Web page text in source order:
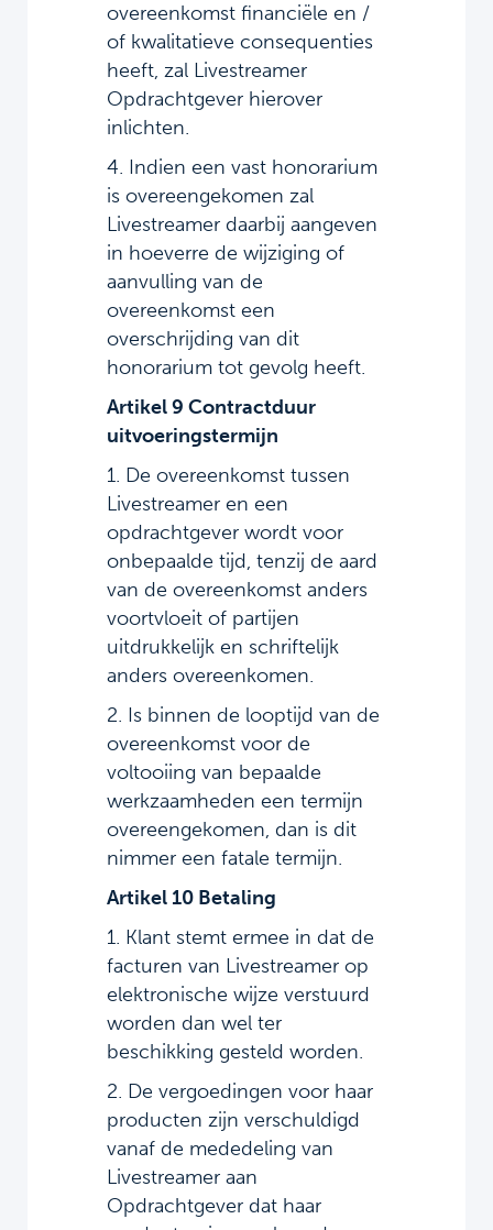
overeenkomst financiële en /
of kwalitatieve consequenties
heeft, zal Livestreamer
Opdrachtgever hierover
inlichten.
4. Indien een vast honorarium
is overeengekomen zal
Livestreamer daarbij aangeven
in hoeverre de wijziging of
aanvulling van de
overeenkomst een
overschrijding van dit
honorarium tot gevolg heeft.
Artikel 9 Contractduur
uitvoeringstermijn
1. De overeenkomst tussen
Livestreamer en een
opdrachtgever wordt voor
onbepaalde tijd, tenzij de aard
van de overeenkomst anders
voortvloeit of partijen
uitdrukkelijk en schriftelijk
anders overeenkomen.
2. Is binnen de looptijd van de
overeenkomst voor de
voltooiing van bepaalde
werkzaamheden een termijn
overeengekomen, dan is dit
nimmer een fatale termijn.
Artikel 10 Betaling
1. Klant stemt ermee in dat de
facturen van Livestreamer op
elektronische wijze verstuurd
worden dan wel ter
beschikking gesteld worden.
2. De vergoedingen voor haar
producten zijn verschuldigd
vanaf de mededeling van
Livestreamer aan
Opdrachtgever dat haar